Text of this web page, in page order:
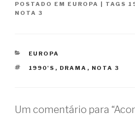
POSTADO EM EUROPA TAGS
NOTA 3
CATEGORIAS
EUROPA
TAGS
1990'S , DRAMA , NOTA 3
Um comentário para